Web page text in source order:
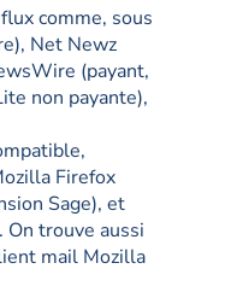
comme, sous
Net Newz
(payant,
non payante),
Firefox
Sage), et
On trouve aussi
mail Mozilla